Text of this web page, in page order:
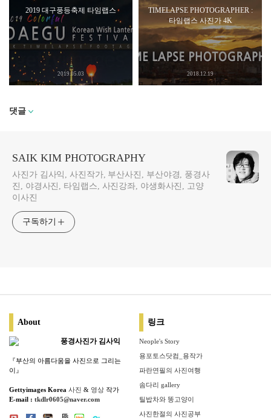
2019 대구풍등축제 타임랩스
2019.05.03
TIMELAPSE PHOTOGRAPHER :
타임랩스 사진가 4K
2018.12.19
댓글
SAIK KIM PHOTOGRAPHY
사진가 김사익, 사진작가, 부산사진, 부산야경, 풍경사
진, 야경사진, 타임랩스, 사진강좌, 야생화사진, 고양
이사진
구독하기
About
풍경사진가 김사익
『부산의 아름다움을 사진으로 그리는
이』
Gettyimages Korea 사진 & 영상 작가
E-mail : tkdlr0605@naver.com
링크
Neople's Story
용포토스닷컴_용작가
파란연필의 사진여행
솜다리 gallery
틸밥차와 똥고양이
사진한절의 사진공부